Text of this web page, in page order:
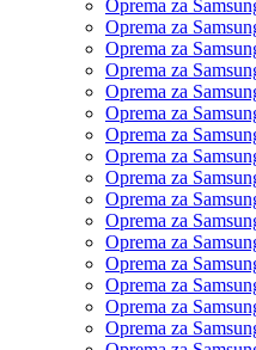
Oprema za
Oprema za
Oprema za
Oprema za
Oprema za
Oprema za
Oprema za
Oprema za
Oprema za
Oprema za
Oprema za
Oprema za
Oprema za
Oprema za
Oprema za
Oprema za